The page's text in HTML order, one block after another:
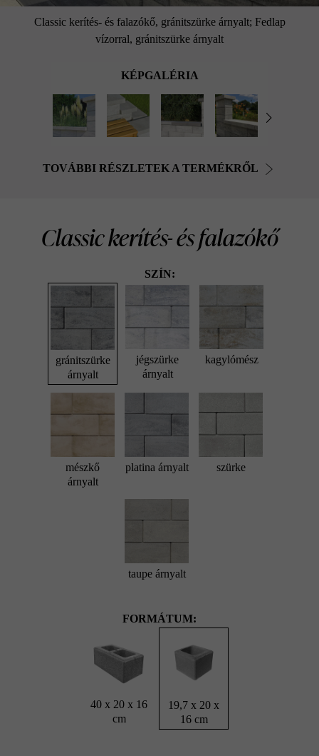
Classic kerítés- és falazókő, gránitszürke árnyalt; Fedlap
vízorral, gránitszürke árnyalt
KÉPGALÉRIA
TOVÁBBI RÉSZLETEK A TERMÉKRŐL
Classic kerítés- és falazókő
SZÍN:
gránitszürke
árnyalt
jégszürke
árnyalt
kagylómész
mészkő
árnyalt
platina árnyalt szürke
taupe árnyalt
FORMÁTUM:
40 x 20 x 16
cm
19,7 x 20 x
16 cm